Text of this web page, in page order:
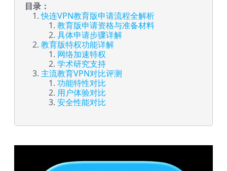
目录：
快连VPN教育版申请流程全解析
教育版申请资格与准备材料
具体申请步骤详解
教育版特权功能详解
网络加速特权
学术研究支持
主流教育VPN对比评测
功能特性对比
用户体验对比
安全性能对比